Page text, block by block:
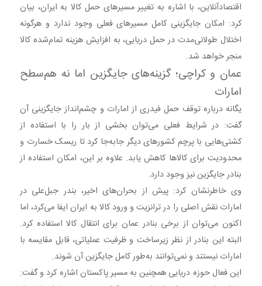
اقتصادآنلاین، با اشاره به تغییر مسیرهای حمل کالا به ایران، بیان
کرد: امکان جایگزینی کامل مسیرهای فعلی وجود ندارد و هرگونه
اختلال طولانی‌مدت در حمل دریایی، به افزایش هزینه تمام‌شده کالا
منجر خواهد شد.
عمان و کراچی؛ گزینه‌های جایگزین اما نه هم‌سطح
امارات
یگانه درباره توقف حمل فیدری از امارات و چشم‌انداز جایگزینی آن
گفت: در شرایط فعلی می‌توان بخشی از بار را با استفاده از
کشتی‌هایی با پرچم کشورهای دیگر جابه‌جا کرد تا ریسک خسارت و
محدودیت برای کالاها کاهش یابد. علاوه بر این، امکان استفاده از
بنادر جایگزین نیز وجود دارد.
وی خاطرنشان کرد: پیش از بحران‌های اخیر، بندر جبل‌علی در
امارات نقش اصلی را در ترانزیت و ورود کالا به ایران ایفا می‌کرد، اما
اکنون می‌توان از برخی بنادر عمان برای انتقال کالا استفاده کرد.
البته این بنادر از نظر زیرساخت و ظرفیت عملیاتی، قابل مقایسه با
امارات نیستند و نمی‌توانند به‌طور کامل جایگزین آن شوند.
این فعال حوزه دریایی همچنین به مسیر پاکستان اشاره کرد و گفت: